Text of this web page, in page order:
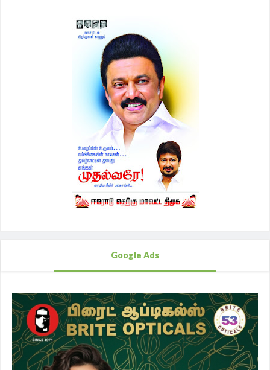
Google Ads